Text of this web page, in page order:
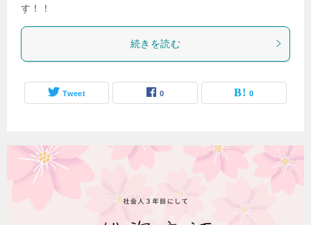
す！！
続きを読む
Tweet 0 0